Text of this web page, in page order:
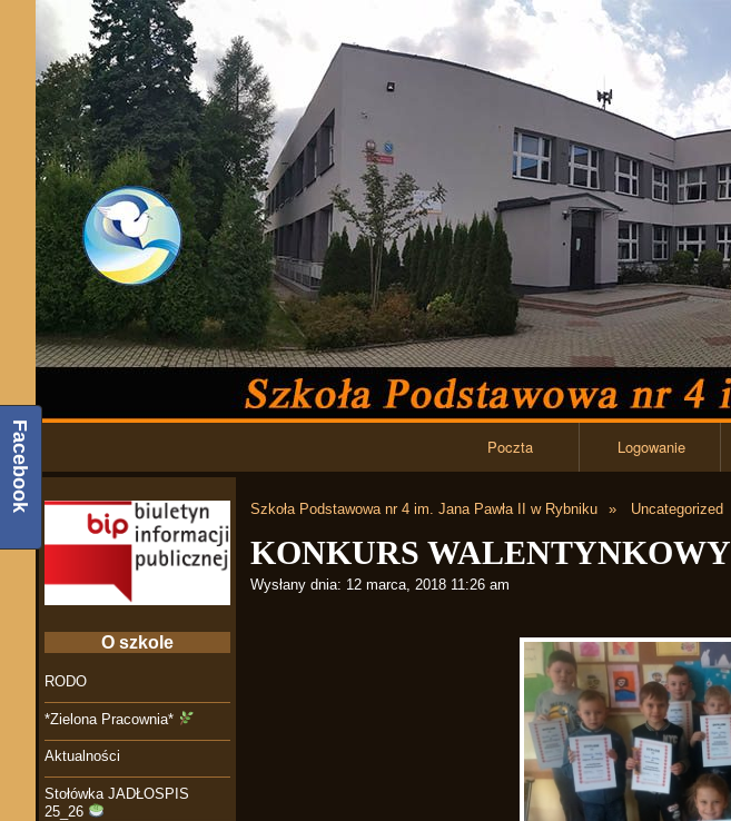
Poczta Logowanie
Szkoła Podstawowa nr 4 im. Jana Pawła II w Rybniku Uncategorized
KONKURS WALENTYNKOWY
Wysłany dnia: 12 marca, 2018 11:26 am
O szkole
RODO
*Zielona Pracownia*
Aktualności
Stołówka JADŁOSPIS
25_26
Facebook